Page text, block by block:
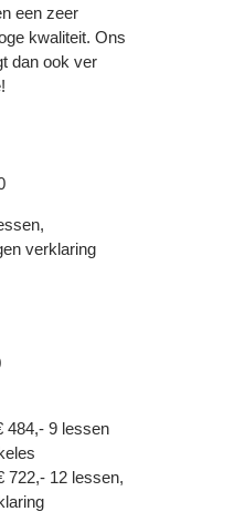
een zeer
kwaliteit. Ons
dan ook ver
verklaring
484,- 9 lessen
722,- 12 lessen,